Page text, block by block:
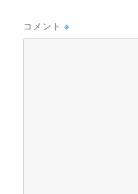
コメント※